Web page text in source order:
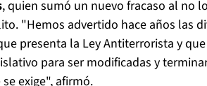
, quien sumó un nuevo fracaso al no
"Hemos advertido hace años las
presenta la Ley Antiterrorista y
para ser modificadas y
exige", afirmó.